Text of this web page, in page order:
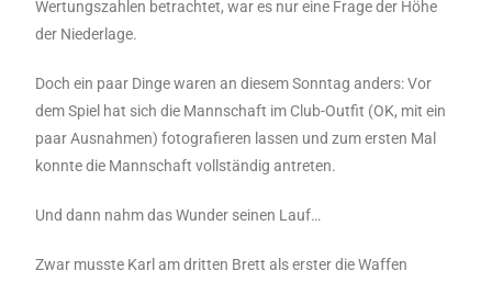
Wertungszahlen betrachtet, war es nur eine Frage der Höhe
der Niederlage.
Doch ein paar Dinge waren an diesem Sonntag anders: Vor
dem Spiel hat sich die Mannschaft im Club-Outfit (OK, mit ein
paar Ausnahmen) fotografieren lassen und zum ersten Mal
konnte die Mannschaft vollständig antreten.
Und dann nahm das Wunder seinen Lauf…
Zwar musste Karl am dritten Brett als erster die Waffen